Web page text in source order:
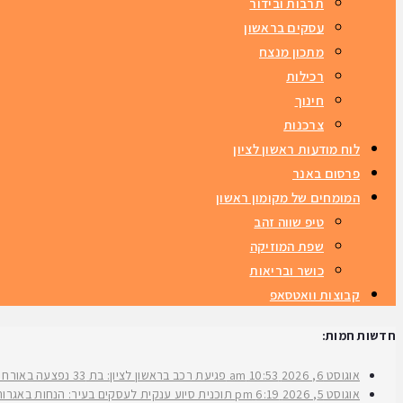
עסקים בראשון
מתכון מנצח
רכילות
חינוך
צרכנות
לוח מודעות ראשון לציון
פרסום באנר
המומחים של מקומון ראשון
טיפ שווה זהב
שפת המוזיקה
כושר ובריאות
קבוצות וואטסאפ
חדשות חמות:
אוגוסט 6, 2026 10:53 am
פגיעת רכב בראשון לציון: בת 33 נפצעה באורח בינוני ברחוב ירושלים
אוגוסט 5, 2026
6:19 pm
תוכנית סיוע ענקית לעסקים בעיר: הנחות